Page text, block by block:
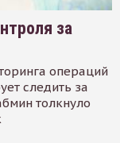
за
операций
следить за
толкнуло